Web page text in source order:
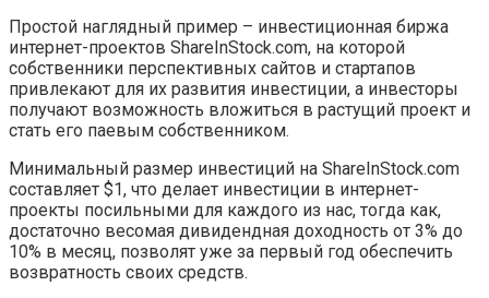
Простой наглядный пример – инвестиционная биржа
интернет-проектов ShareInStock.com, на которой
собственники перспективных сайтов и стартапов
привлекают для их развития инвестиции, а инвесторы
получают возможность вложиться в растущий проект и
стать его паевым собственником.
Минимальный размер инвестиций на ShareInStock.com
составляет $1, что делает инвестиции в интернет-
проекты посильными для каждого из нас, тогда как,
достаточно весомая дивидендная доходность от 3% до
10% в месяц, позволят уже за первый год обеспечить
возвратность своих средств.